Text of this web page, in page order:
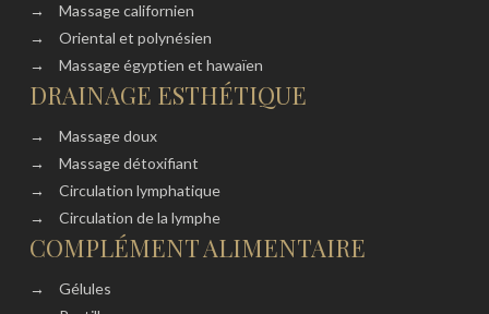
→
Massage californien
→
Oriental et polynésien
→
Massage égyptien et hawaïen
DRAINAGE ESTHÉTIQUE
→
Massage doux
→
Massage détoxifiant
→
Circulation lymphatique
→
Circulation de la lymphe
COMPLÉMENT ALIMENTAIRE
→
Gélules